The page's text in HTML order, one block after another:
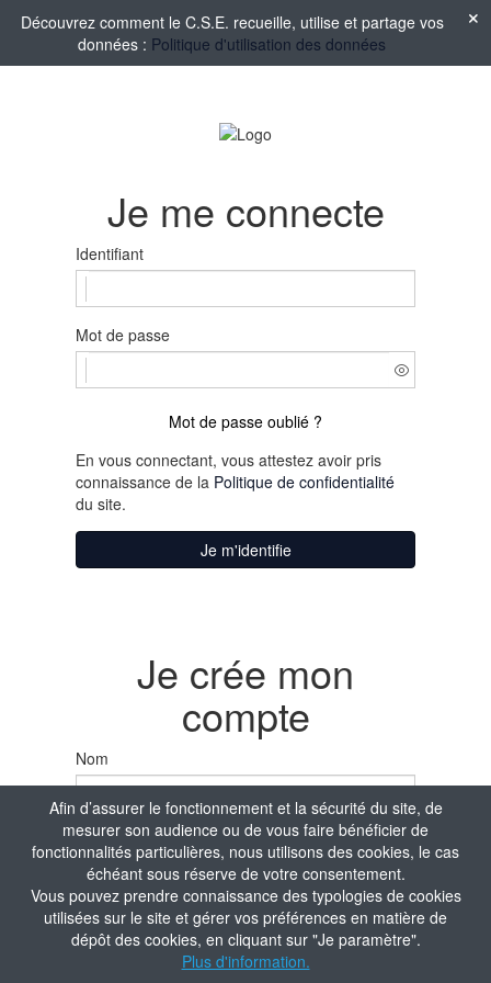
Afin d’assurer le fonctionnement et la sécurité du site, de
mesurer son audience ou de vous faire bénéficier de
fonctionnalités particulières, nous utilisons des cookies, le cas
échéant sous réserve de votre consentement.
Vous pouvez prendre connaissance des typologies de cookies
utilisées sur le site et gérer vos préférences en matière de
dépôt des cookies, en cliquant sur "Je paramètre".
Plus d'information.
Découvrez comment le C.S.E. recueille, utilise et partage vos
données : Politique d'utilisation des données
Je me connecte
Identifiant
Mot de passe
Mot de passe oublié ?
En vous connectant, vous attestez avoir pris
connaissance de la Politique de confidentialité
du site.
Je m'identifie
Je crée mon
compte
Nom
Prénom
Date de naissance